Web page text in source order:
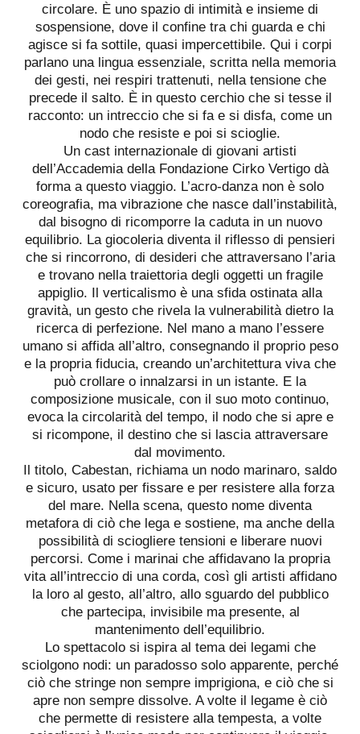
circolare. È uno spazio di intimità e insieme di
sospensione, dove il confine tra chi guarda e chi
agisce si fa sottile, quasi impercettibile. Qui i corpi
parlano una lingua essenziale, scritta nella memoria
dei gesti, nei respiri trattenuti, nella tensione che
precede il salto. È in questo cerchio che si tesse il
racconto: un intreccio che si fa e si disfa, come un
nodo che resiste e poi si scioglie.
Un cast internazionale di giovani artisti
dell’Accademia della Fondazione Cirko Vertigo dà
forma a questo viaggio. L’acro-danza non è solo
coreografia, ma vibrazione che nasce dall’instabilità,
dal bisogno di ricomporre la caduta in un nuovo
equilibrio. La giocoleria diventa il riflesso di pensieri
che si rincorrono, di desideri che attraversano l’aria
e trovano nella traiettoria degli oggetti un fragile
appiglio. Il verticalismo è una sfida ostinata alla
gravità, un gesto che rivela la vulnerabilità dietro la
ricerca di perfezione. Nel mano a mano l’essere
umano si affida all’altro, consegnando il proprio peso
e la propria fiducia, creando un’architettura viva che
può crollare o innalzarsi in un istante. E la
composizione musicale, con il suo moto continuo,
evoca la circolarità del tempo, il nodo che si apre e
si ricompone, il destino che si lascia attraversare
dal movimento.
Il titolo, Cabestan, richiama un nodo marinaro, saldo
e sicuro, usato per fissare e per resistere alla forza
del mare. Nella scena, questo nome diventa
metafora di ciò che lega e sostiene, ma anche della
possibilità di sciogliere tensioni e liberare nuovi
percorsi. Come i marinai che affidavano la propria
vita all’intreccio di una corda, così gli artisti affidano
la loro al gesto, all’altro, allo sguardo del pubblico
che partecipa, invisibile ma presente, al
mantenimento dell’equilibrio.
Lo spettacolo si ispira al tema dei legami che
sciolgono nodi: un paradosso solo apparente, perché
ciò che stringe non sempre imprigiona, e ciò che si
apre non sempre dissolve. A volte il legame è ciò
che permette di resistere alla tempesta, a volte